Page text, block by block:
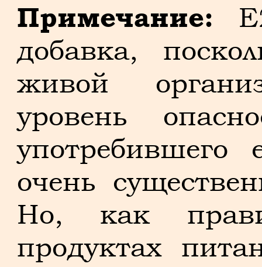
Примечание:
добавка,
живой
уровень
употребившего
очень
Но, как
продуктах